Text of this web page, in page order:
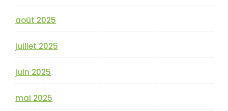
août 2025
juillet 2025
juin 2025
mai 2025